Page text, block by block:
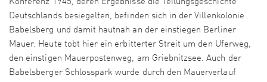
Konferenz 1945, deren Ergebnisse die Teilungsgeschichte
Deutschlands besiegelten, befinden sich in der Villenkolonie
Babelsberg und damit hautnah an der einstiegen Berliner
Mauer. Heute tobt hier ein erbitterter Streit um den Uferweg,
den einstigen Mauerpostenweg, am Griebnitzsee. Auch der
Babelsberger Schlosspark wurde durch den Mauerverlauf